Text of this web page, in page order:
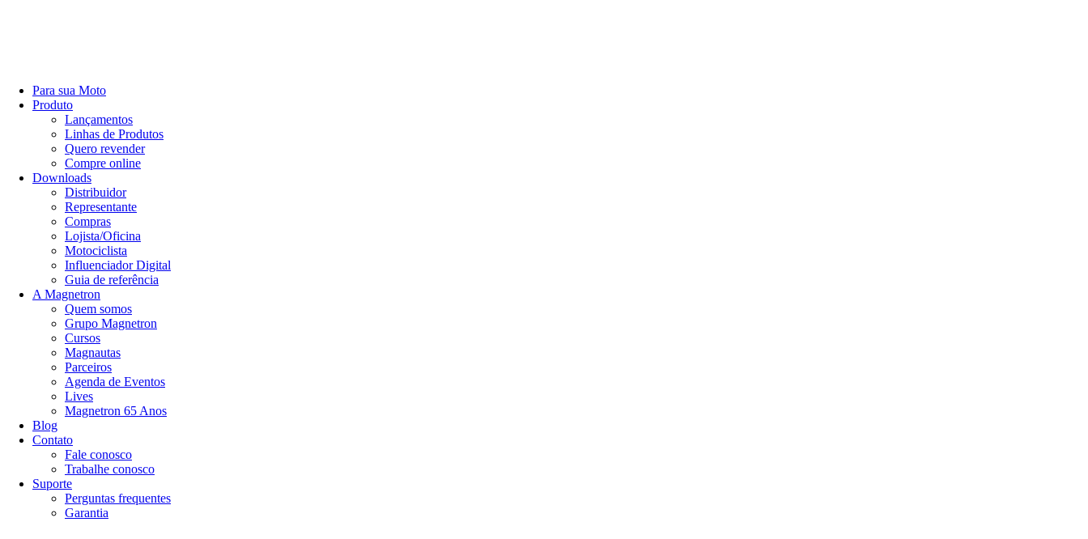
Para sua Moto
Produto
Lançamentos
Linhas de Produtos
Quero revender
Compre online
Downloads
Distribuidor
Representante
Compras
Lojista/Oficina
Motociclista
Influenciador Digital
Guia de referência
A Magnetron
Quem somos
Grupo Magnetron
Cursos
Magnautas
Parceiros
Agenda de Eventos
Lives
Magnetron 65 Anos
Blog
Contato
Fale conosco
Trabalhe conosco
Suporte
Perguntas frequentes
Garantia